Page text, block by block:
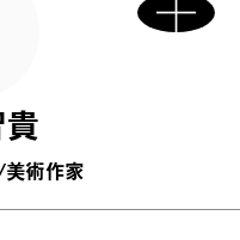
美術作家